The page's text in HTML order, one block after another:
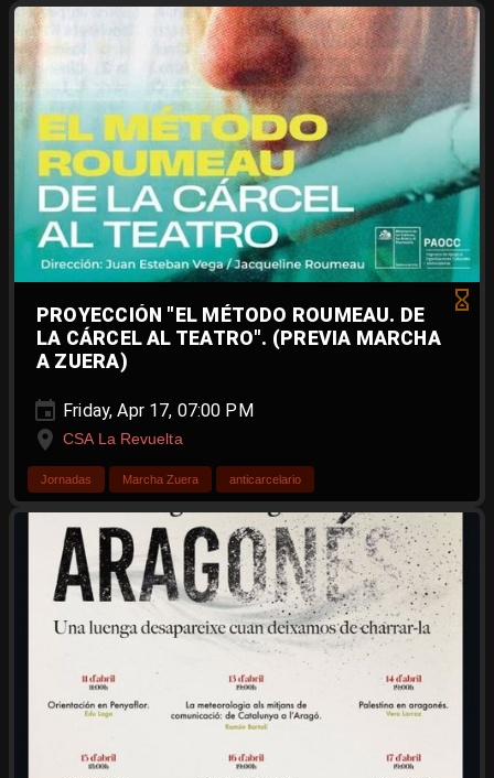
PROYECCIÓN "EL MÉTODO ROUMEAU. DE
LA CÁRCEL AL TEATRO". (PREVIA MARCHA
A ZUERA)
Friday, Apr 17, 07:00 PM
CSA La Revuelta
Jornadas Marcha Zuera anticarcelario